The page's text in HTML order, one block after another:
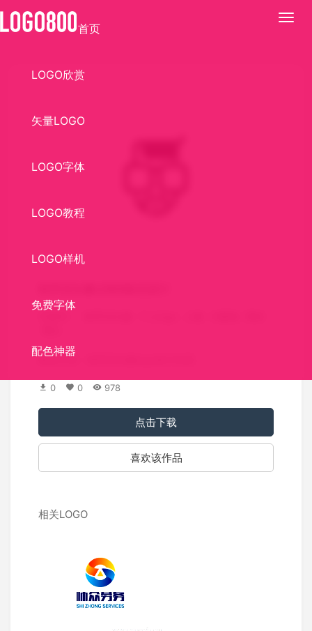
展
首页
LOGO欣赏
矢量LOGO
LOGO字体
LOGO教程
LOGO样机
免费字体
配色神器
标志介绍：程序员头像logo设计欣赏。
0 0 978
点击下载
喜欢该作品
相关LOGO